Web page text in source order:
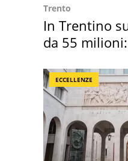
Trento
In Trentino
da 55
ECCELLENZE